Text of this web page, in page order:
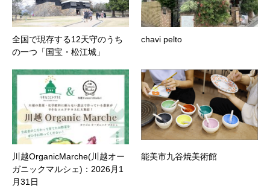
全国で現存する12天守のうち
の一つ「国宝・松江城」
chavi pelto
川越OrganicMarche(川越オー
ガニックマルシェ)：2026月1
月31日
能美市九谷焼美術館